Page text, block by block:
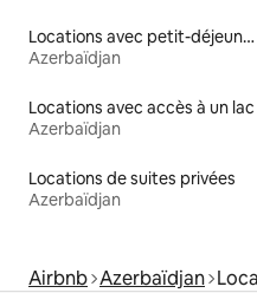
Locations avec petit-déjeuner
Azerbaïdjan
Locations avec accès à un lac
Azerbaïdjan
Locations de suites privées
Azerbaïdjan
Airbnb Azerbaïdjan